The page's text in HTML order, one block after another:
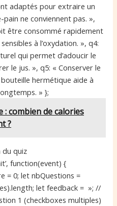
adaptés pour extraire un
ne conviennent pas. »,
être consommé rapidement
à l’oxydation. », q4:
qui permet d’adoucir le
le jus. », q5: « Conserver le
hermétique aide à
» };
: combien de calories
?
du quiz
function(event) {
= 0; let nbQuestions =
let feedback = »; //
1 (checkboxes multiples)